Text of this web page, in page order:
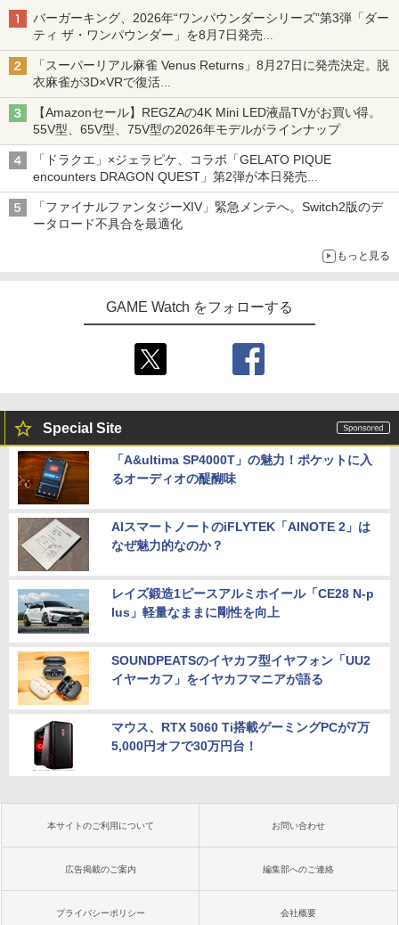
バーガーキング、2026年“ワンパウンダーシリーズ”第3弾「ダー
ティ ザ・ワンパウンダー」を8月7日発売
「特製ガーリックマヨソース」を使用した超大型チーズバーガー
「スーパーリアル麻雀 Venus Returns」8月27日に発売決定。脱
衣麻雀が3D×VRで復活
発売から2週間は20%オフになるセールが実施
【Amazonセール】REGZAの4K Mini LED液晶TVがお買い得。
55V型、65V型、75V型の2026年モデルがラインナップ
「ドラクエ」×ジェラピケ、コラボ「GELATO PIQUE
encounters DRAGON QUEST」第2弾が本日発売
アイスカップに入ったスライムやわたぼう、ベビーサタンなどが
オリジナルアートで登場
「ファイナルファンタジーXIV」緊急メンテへ。Switch2版のデ
ータロード不具合を最適化
もっと見る
GAME Watch をフォローする
Special Site
「A&ultima SP4000T」の魅力！ポケットに入
るオーディオの醍醐味
AIスマートノートのiFLYTEK「AINOTE 2」は
なぜ魅力的なのか？
レイズ鍛造1ピースアルミホイール「CE28 N-p
lus」軽量なままに剛性を向上
SOUNDPEATSのイヤカフ型イヤフォン「UU2
イヤーカフ」をイヤカフマニアが語る
マウス、RTX 5060 Ti搭載ゲーミングPCが7万
5,000円オフで30万円台！
本サイトのご利用について お問い合わせ
広告掲載のご案内 編集部へのご連絡
プライバシーポリシー 会社概要